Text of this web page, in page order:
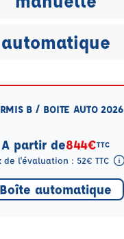
automatique
B / BOITE AUTO 2026
A partir de844€TTC
de l'évaluation : 52€ TTC
Boîte automatique